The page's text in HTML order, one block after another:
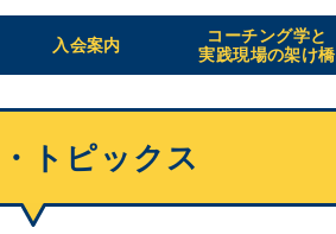
入会案内
コーチング学と
実践現場の架け橋
トピックス